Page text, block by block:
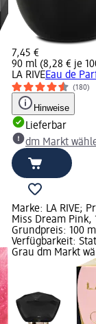
7,45 €
90 ml (8,28 € je
LA RIVEEau de
(180)
Hinweise
Lieferbar
dm Markt
Marke: LA RIVE;
Miss Dream Pink,
Grundpreis: 100
Verfügbarkeit:
Grau dm Markt